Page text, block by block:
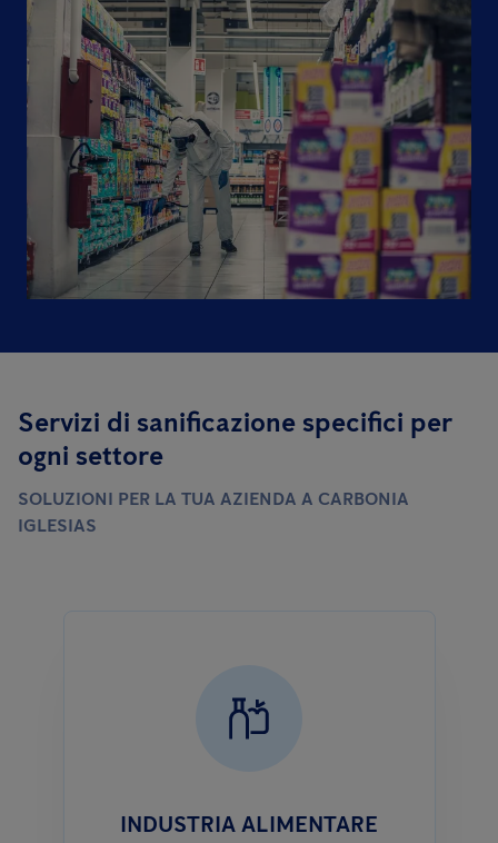
Servizi di sanificazione specifici per
ogni settore
SOLUZIONI PER LA TUA AZIENDA A CARBONIA
IGLESIAS
INDUSTRIA ALIMENTARE